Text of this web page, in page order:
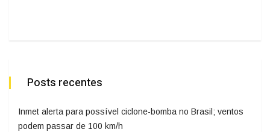
Posts recentes
Inmet alerta para possível ciclone-bomba no Brasil; ventos
podem passar de 100 km/h